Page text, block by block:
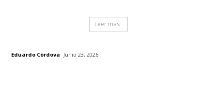
Leer mas
Eduardo Córdova Junio 23, 2026